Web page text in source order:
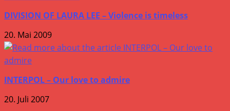
DIVISION OF LAURA LEE – Violence is timeless
20. Mai 2009
INTERPOL – Our love to admire
20. Juli 2007